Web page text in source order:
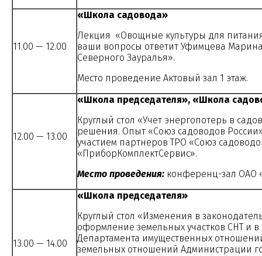
11.00 — 12.00
«Школа садовода»
Лекция «Овощные культуры для
ваши вопросы ответит Уфимцева
Северного Зауралья».
Место проведение Актовый зал 1 этаж.
12.00 — 13.00
«Школа председателя», «Школа
Круглый стол «Учет энергопотерь в
решения. Опыт «Союз садоводов
участием партнеров ТРО «Союз
«ПриборКомплектСервис».
Место проведения: конференц-зал ОАО
13.00 — 14.00
«Школа председателя»
Круглый стол «Изменения в
оформление земельных участков СНТ и
Департамента имущественных
земельных отношений Администрации